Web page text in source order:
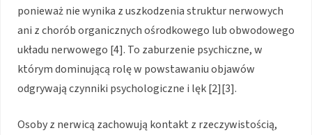
ponieważ nie wynika z uszkodzenia struktur nerwowych
ani z chorób organicznych ośrodkowego lub obwodowego
układu nerwowego [4]. To zaburzenie psychiczne, w
którym dominującą rolę w powstawaniu objawów
odgrywają czynniki psychologiczne i lęk [2][3].
Osoby z nerwicą zachowują kontakt z rzeczywistością,